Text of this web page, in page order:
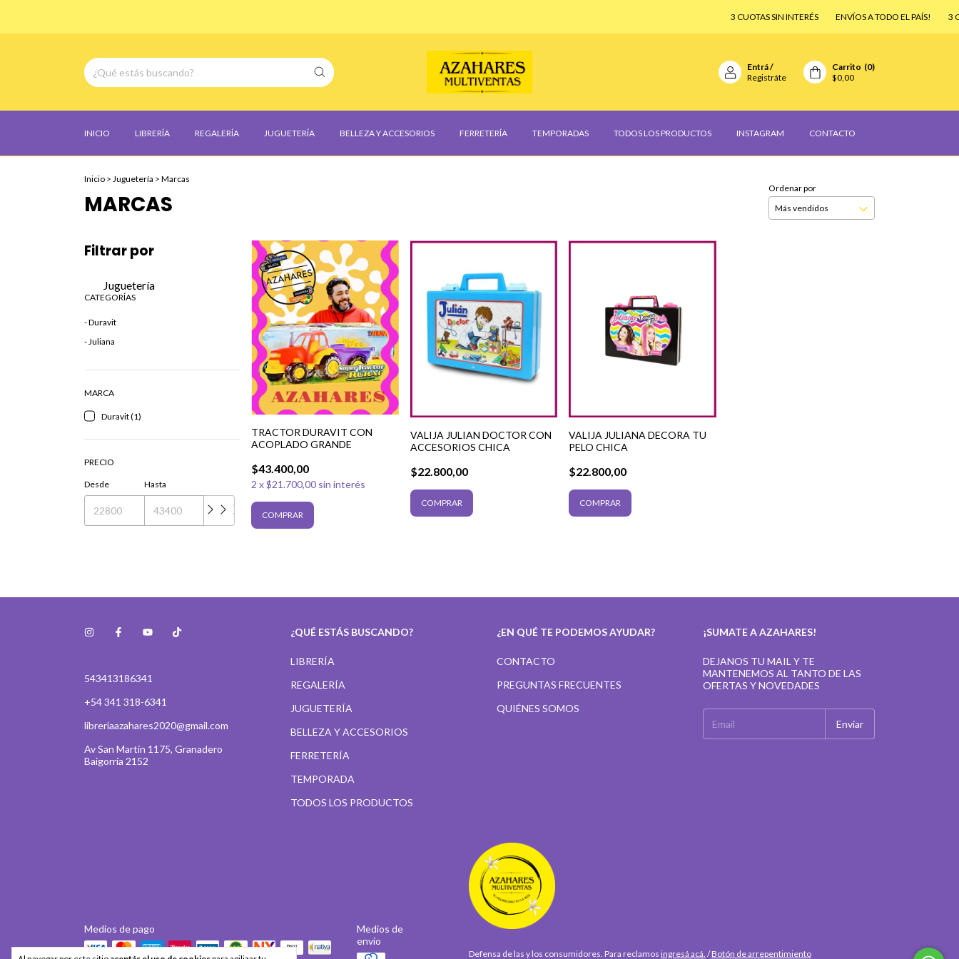
3 CUOTAS SIN INTERÉS ENVÍOS A TODO EL PAÍS! 3 CUOTAS
Entrá/
Registráte
Carrito (0)
$0,00
INICIO LIBRERÍA REGALERÍA JUGUETERÍA BELLEZA Y ACCESORIOS FERRETERÍA TEMPORADAS TODOS LOS PRODUCTOS INSTAGRAM CONTACTO
Inicio > Juguetería > Marcas
MARCAS
Ordenar por
Filtrar por
Juguetería
CATEGORÍAS
- Duravit
- Juliana
MARCA
Duravit (1)
PRECIO
Desde Hasta
TRACTOR DURAVIT CON
ACOPLADO GRANDE
$43.400,00
2 x$21.700,00 sin interés
VALIJA JULIAN DOCTOR CON
ACCESORIOS CHICA
$22.800,00
VALIJA JULIANA DECORA TU
PELO CHICA
$22.800,00
543413186341
+54 341 318-6341
libreriaazahares2020@gmail.com
Av San Martín 1175, Granadero
Baigorria 2152
¿QUÉ ESTÁS BUSCANDO?
LIBRERÍA
REGALERÍA
JUGUETERÍA
BELLEZA Y ACCESORIOS
FERRETERÍA
TEMPORADA
TODOS LOS PRODUCTOS
¿EN QUÉ TE PODEMOS AYUDAR?
CONTACTO
PREGUNTAS FRECUENTES
QUIÉNES SOMOS
¡SUMATE A AZAHARES!
DEJANOS TU MAIL Y TE
MANTENEMOS AL TANTO DE LAS
OFERTAS Y NOVEDADES
Medios de pago
Medios de
envío
Defensa de las y los consumidores. Para reclamos ingresá acá. / Botón de arrepentimiento